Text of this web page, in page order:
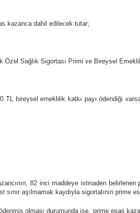
kazanca dahil edilecek tutar;
Sağlık Sigortası Primi ve Bireysel
bireysel emeklilik katkı payı ödendiği
82 inci maddeye istinaden belirlenen
aşılmamak kaydıyla sigortalının prime
olması durumunda ise, prime esas